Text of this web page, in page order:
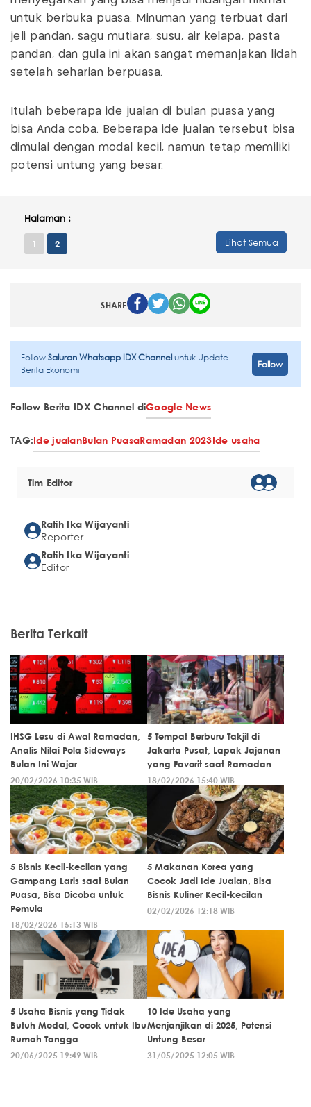
untuk berbuka puasa. Minuman yang terbuat dari
jeli pandan, sagu mutiara, susu, air kelapa, pasta
pandan, dan gula ini akan sangat memanjakan lidah
setelah seharian berpuasa.
Itulah beberapa ide jualan di bulan puasa yang
bisa Anda coba. Beberapa ide jualan tersebut bisa
dimulai dengan modal kecil, namun tetap memiliki
potensi untung yang besar.
Halaman :
1 2 Lihat Semua
SHARE
FollowSaluran Whatsapp IDX Channeluntuk Update
Berita Ekonomi
Follow
Follow Berita IDX Channel diGoogle News
TAG:Ide jualanBulan PuasaRamadan 2023Ide usaha
Tim Editor
Ratih Ika Wijayanti
Reporter
Ratih Ika Wijayanti
Editor
Berita Terkait
IHSG Lesu di Awal Ramadan,
Analis Nilai Pola Sideways
Bulan Ini Wajar
20/02/2026 10:35 WIB
5 Tempat Berburu Takjil di
Jakarta Pusat, Lapak Jajanan
yang Favorit saat Ramadan
18/02/2026 15:40 WIB
5 Bisnis Kecil-kecilan yang
Gampang Laris saat Bulan
Puasa, Bisa Dicoba untuk
Pemula
18/02/2026 15:13 WIB
5 Makanan Korea yang
Cocok Jadi Ide Jualan, Bisa
Bisnis Kuliner Kecil-kecilan
02/02/2026 12:18 WIB
5 Usaha Bisnis yang Tidak
Butuh Modal, Cocok untuk Ibu
Rumah Tangga
20/06/2025 19:49 WIB
10 Ide Usaha yang
Menjanjikan di 2025, Potensi
Untung Besar
31/05/2025 12:05 WIB